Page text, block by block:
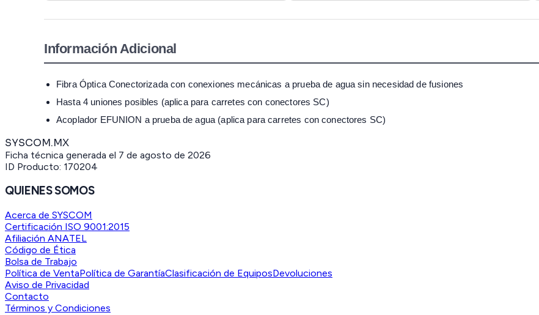
Información Adicional
Fibra Óptica Conectorizada con conexiones mecánicas a prueba de agua sin necesidad de fusiones
Hasta 4 uniones posibles (aplica para carretes con conectores SC)
Acoplador EFUNION a prueba de agua (aplica para carretes con conectores SC)
SYSCOM.MX
Ficha técnica generada el 7 de agosto de 2026
ID Producto: 170204
QUIENES SOMOS
Acerca de SYSCOM
Certificación ISO 9001:2015
Afiliación ANATEL
Código de Ética
Bolsa de Trabajo
Política de VentaPolítica de GarantíaClasificación de EquiposDevoluciones
Aviso de Privacidad
Contacto
Términos y Condiciones